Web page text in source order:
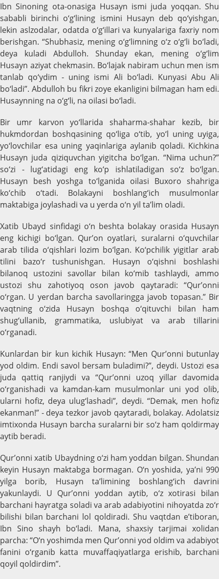
Ibn Sinoning ota-onasiga Husayn ismi juda yoqqan. Shu
sababli birinchi o‘g‘lining ismini Husayn deb qo‘yishgan,
lekin aslzodalar, odatda o‘g‘illari va kunyalariga faxriy nom
berishgan. “Shubhasiz, mening o‘g‘limning o‘z o‘g‘li bo‘ladi,
deya kuladi Abdulloh. Shunday ekan, mening o‘g‘lim
Husayn aziyat chekmasin. Bo‘lajak nabiram uchun men ism
tanlab qo‘ydim - uning ismi Ali bo‘ladi. Kunyasi Abu Ali
bo‘ladi”. Abdulloh bu fikri zoye ekanligini bilmagan ham edi.
Husaynning na o‘g‘li, na oilasi bo‘ladi.
Bir umr karvon yo‘llarida shaharma-shahar kezib, bir
hukmdordan boshqasining qo‘liga o‘tib, yo‘l uning uyiga,
yo‘lovchilar esa uning yaqinlariga aylanib qoladi. Kichkina
Husayn juda qiziquvchan yigitcha bo‘lgan. “Nima uchun?”
so‘zi - lug‘atidagi eng ko‘p ishlatiladigan so‘z bo‘lgan.
Husayn besh yoshga to‘lganida oilasi Buxoro shahriga
ko‘chib o‘tadi. Bolakayni boshlang‘ich musulmonlar
maktabiga joylashadi va u yerda o‘n yil ta’lim oladi.
Xatib Ubayd sinfidagi o‘n beshta bolakay orasida Husayn
eng kichigi bo‘lgan. Qur’on oyatlari, suralarni o‘quvchilar
arab tilida o‘qishlari lozim bo‘lgan. Ko‘pchilik yigitlar arab
tilini bazo‘r tushunishgan. Husayn o‘qishni boshlashi
bilanoq ustozini savollar bilan ko‘mib tashlaydi, ammo
ustozi shu zahotiyoq oson javob qaytaradi: “Qur’onni
o‘rgan. U yerdan barcha savollaringga javob topasan.” Bir
vaqtning o‘zida Husayn boshqa o‘qituvchi bilan ham
shug‘ullanib, grammatika, uslubiyat va arab tillarini
o‘rganadi.
Kunlardan bir kun kichik Husayn: “Men Qur’onni butunlay
yod oldim. Endi savol bersam buladimi?”, deydi. Ustozi esa
juda qattiq ranjiydi va “Qur’onni uzoq yillar davomida
o‘rganishadi va kamdan-kam musulmonlar uni yod olib,
ularni hofiz, deya ulug‘lashadi”, deydi. “Demak, men hofiz
ekanman!” - deya tezkor javob qaytaradi, bolakay. Adolatsiz
imtixonda Husayn barcha suralarni bir so‘z ham qoldirmay
aytib beradi.
Qur’onni xatib Ubaydning o‘zi ham yoddan bilgan. Shundan
keyin Husayn maktabga bormagan. O‘n yoshida, ya’ni 990
yilga borib, Husayn ta’limining boshlang‘ich davrini
yakunlaydi. U Qur’onni yoddan aytib, o‘z xotirasi bilan
barchani hayratga soladi va arab adabiyotini nihoyatda zo‘r
bilishi bilan barchani lol qoldiradi. Shu vaqtdan e’tiboran,
Ibn Sino shayh bo‘ladi. Mana, shaxsiy tarjimai xolidan
parcha: “O‘n yoshimda men Qur’onni yod oldim va adabiyot
fanini o‘rganib katta muvaffaqiyatlarga erishib, barchani
qoyil qoldirdim”.